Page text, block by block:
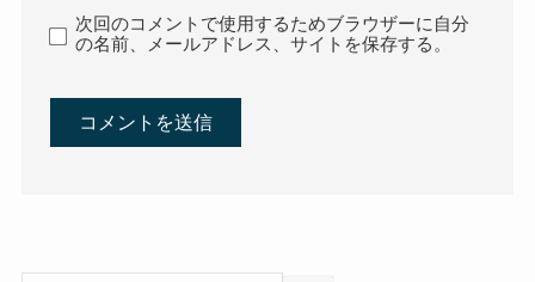
次回のコメントで使用するためブラウザーに自分
の名前、メールアドレス、サイトを保存する。